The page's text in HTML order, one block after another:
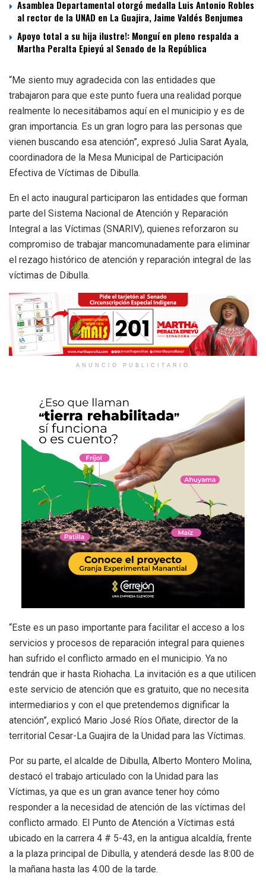
Asamblea Departamental otorgó medalla Luis Antonio Robles
al rector de la UNAD en La Guajira, Jaime Valdés Benjumea
Apoyo total a su hija ilustre!: Monguí en pleno respalda a
Martha Peralta Epieyú al Senado de la República
“Me siento muy agradecida con las entidades que
trabajaron para que este punto fuera una realidad porque
realmente lo necesitábamos aquí en el municipio y es de
gran importancia. Es un gran logro para las personas que
vienen buscando esa atención”, expresó Julia Sarat Ayala,
coordinadora de la Mesa Municipal de Participación
Efectiva de Víctimas de Dibulla.
En el acto inaugural participaron las entidades que forman
parte del Sistema Nacional de Atención y Reparación
Integral a las Víctimas (SNARIV), quienes reforzaron su
compromiso de trabajar mancomunadamente para eliminar
el rezago histórico de atención y reparación integral de las
víctimas de Dibulla.
ANUNCIO PUBLICITARIO
“Este es un paso importante para facilitar el acceso a los
servicios y procesos de reparación integral para quienes
han sufrido el conflicto armado en el municipio. Ya no
tendrán que ir hasta Riohacha. La invitación es a que utilicen
este servicio de atención que es gratuito, que no necesita
intermediarios y con el que pretendemos dignificar la
atención”, explicó Mario José Ríos Oñate, director de la
territorial Cesar-La Guajira de la Unidad para las Víctimas.
Por su parte, el alcalde de Dibulla, Alberto Montero Molina,
destacó el trabajo articulado con la Unidad para las
Víctimas, ya que es un gran avance tener hoy cómo
responder a la necesidad de atención de las víctimas del
conflicto armado. El Punto de Atención a Víctimas está
ubicado en la carrera 4 # 5-43, en la antigua alcaldía, frente
a la plaza principal de Dibulla, y atenderá desde las 8:00 de
la mañana hasta las 4:00 de la tarde.